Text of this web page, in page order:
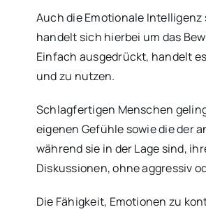
Auch die Emotionale
handelt sich hierbei um das
Einfach ausgedrückt, handelt
und zu nutzen.
Schlagfertigen Menschen
eigenen Gefühle sowie die der
während sie in der Lage sind,
Diskussionen, ohne aggressiv
Die Fähigkeit, Emotionen zu